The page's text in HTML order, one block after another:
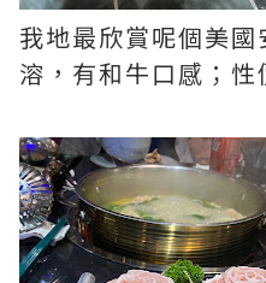
我地最欣賞呢個美
溶，有和牛口感；